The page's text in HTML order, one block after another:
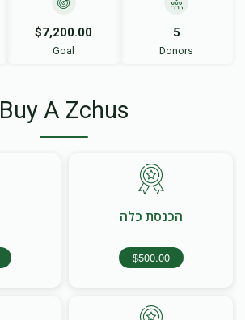
$7,200.00
Goal
5
Donors
Buy A Zchus
הכנסת כלה
$500.00